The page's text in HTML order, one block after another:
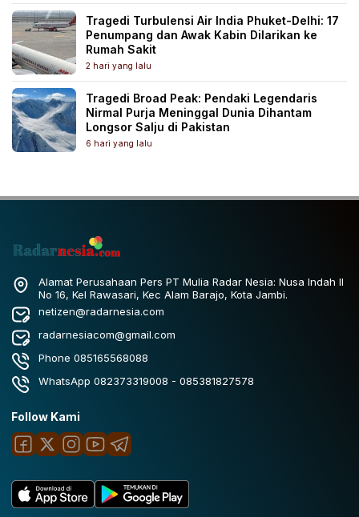
Tragedi Turbulensi Air India Phuket-Delhi: 17
Penumpang dan Awak Kabin Dilarikan ke
Rumah Sakit
2 hari yang lalu
Tragedi Broad Peak: Pendaki Legendaris
Nirmal Purja Meninggal Dunia Dihantam
Longsor Salju di Pakistan
6 hari yang lalu
Alamat Perusahaan Pers PT Mulia Radar Nesia: Nusa Indah II
No 16, Kel Rawasari, Kec Alam Barajo, Kota Jambi.
netizen@radarnesia.com
radarnesiacom@gmail.com
Phone 085165568088
WhatsApp 082373319008 - 085381827578
Follow Kami